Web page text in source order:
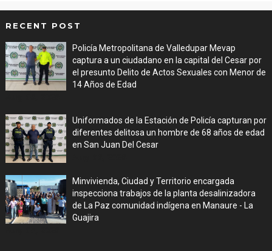
RECENT POST
Policía Metropolitana de Valledupar Mevap
captura a un ciudadano en la capital del Cesar por
el presunto Delito de Actos Sexuales con Menor de
14 Años de Edad
Uniformados de la Estación de Policía capturan por
diferentes delitosa un hombre de 68 años de edad
en San Juan Del Cesar
Minvivienda, Ciudad y Territorio encargada
inspecciona trabajos de la planta desalinizadora
de La Paz comunidad indígena en Manaure - La
Guajira